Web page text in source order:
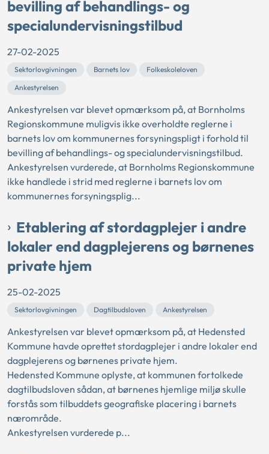
bevilling af behandlings- og
specialundervisningstilbud
27-02-2025
Sektorlovgivningen Barnets lov
Folkeskoleloven
Ankestyrelsen
Ankestyrelsen var blevet opmærksom på, at Bornholms
Regionskommune muligvis ikke overholdte reglerne i
barnets lov om kommunernes forsyningspligt i forhold til
bevilling af behandlings- og specialundervisningstilbud.
Ankestyrelsen vurderede, at Bornholms Regionskommune
ikke handlede i strid med reglerne i barnets lov om
kommunernes forsyningsplig...
Etablering af stordagplejer i andre
lokaler end dagplejerens og børnenes
private hjem
25-02-2025
Sektorlovgivningen Dagtilbudsloven Ankestyrelsen
Ankestyrelsen var blevet opmærksom på, at Hedensted
Kommune havde oprettet stordagplejer i andre lokaler end
dagplejerens og børnenes private hjem.
Hedensted Kommune oplyste, at kommunen fortolkede
dagtilbudsloven sådan, at børnenes hjemlige miljø skulle
forstås som tilbuddets geografiske placering i barnets
nærområde.
Ankestyrelsen vurderede p...